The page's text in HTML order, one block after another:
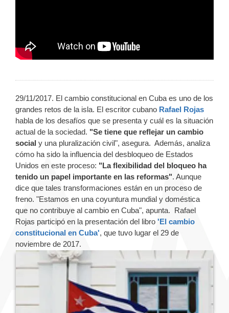
29/11/2017. El cambio constitucional en Cuba es uno de los
grandes retos de la isla. El escritor cubano Rafael Rojas
habla de los desafíos que se presenta y cuál es la situación
actual de la sociedad. "Se tiene que reflejar un cambio
social y una pluralización civil", asegura. Además, analiza
cómo ha sido la influencia del desbloqueo de Estados
Unidos en este proceso: "La flexibilidad del bloqueo ha
tenido un papel importante en las reformas". Aunque
dice que tales transformaciones están en un proceso de
freno. "Estamos en una coyuntura mundial y doméstica
que no contribuye al cambio en Cuba", apunta. Rafael
Rojas participó en la presentación del libro 'El cambio
constitucional en Cuba', que tuvo lugar el 29 de
noviembre de 2017.